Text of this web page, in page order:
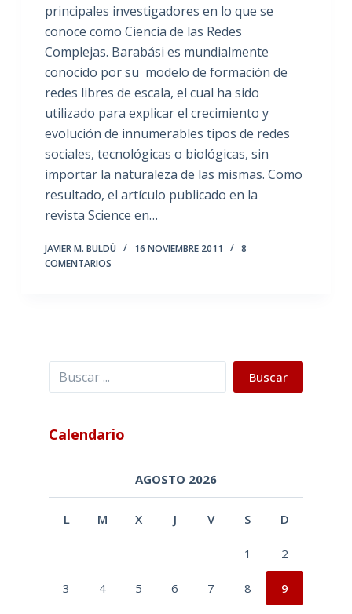
principales investigadores en lo que se
conoce como Ciencia de las Redes
Complejas. Barabási es mundialmente
conocido por su modelo de formación de
redes libres de escala, el cual ha sido
utilizado para explicar el crecimiento y
evolución de innumerables tipos de redes
sociales, tecnológicas o biológicas, sin
importar la naturaleza de las mismas. Como
resultado, el artículo publicado en la
revista Science en…
JAVIER M. BULDÚ 16 NOVIEMBRE 2011
8
COMENTARIOS
Buscar Buscar
Calendario
AGOSTO 2026
L M X J V S D
1 2
3 4 5 6 7 8 9